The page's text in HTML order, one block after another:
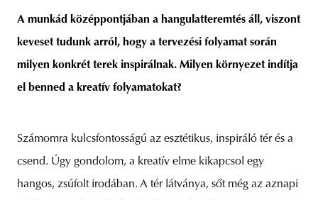
A munkád középpontjában a hangulatteremtés áll, viszont
keveset tudunk arról, hogy a tervezési folyamat során
milyen konkrét terek inspirálnak. Milyen környezet indítja
el benned a kreatív folyamatokat?
Számomra kulcsfontosságú az esztétikus, inspiráló tér és a
csend. Úgy gondolom, a kreatív elme kikapcsol egy
hangos, zsúfolt irodában. A tér látványa, sőt még az aznapi